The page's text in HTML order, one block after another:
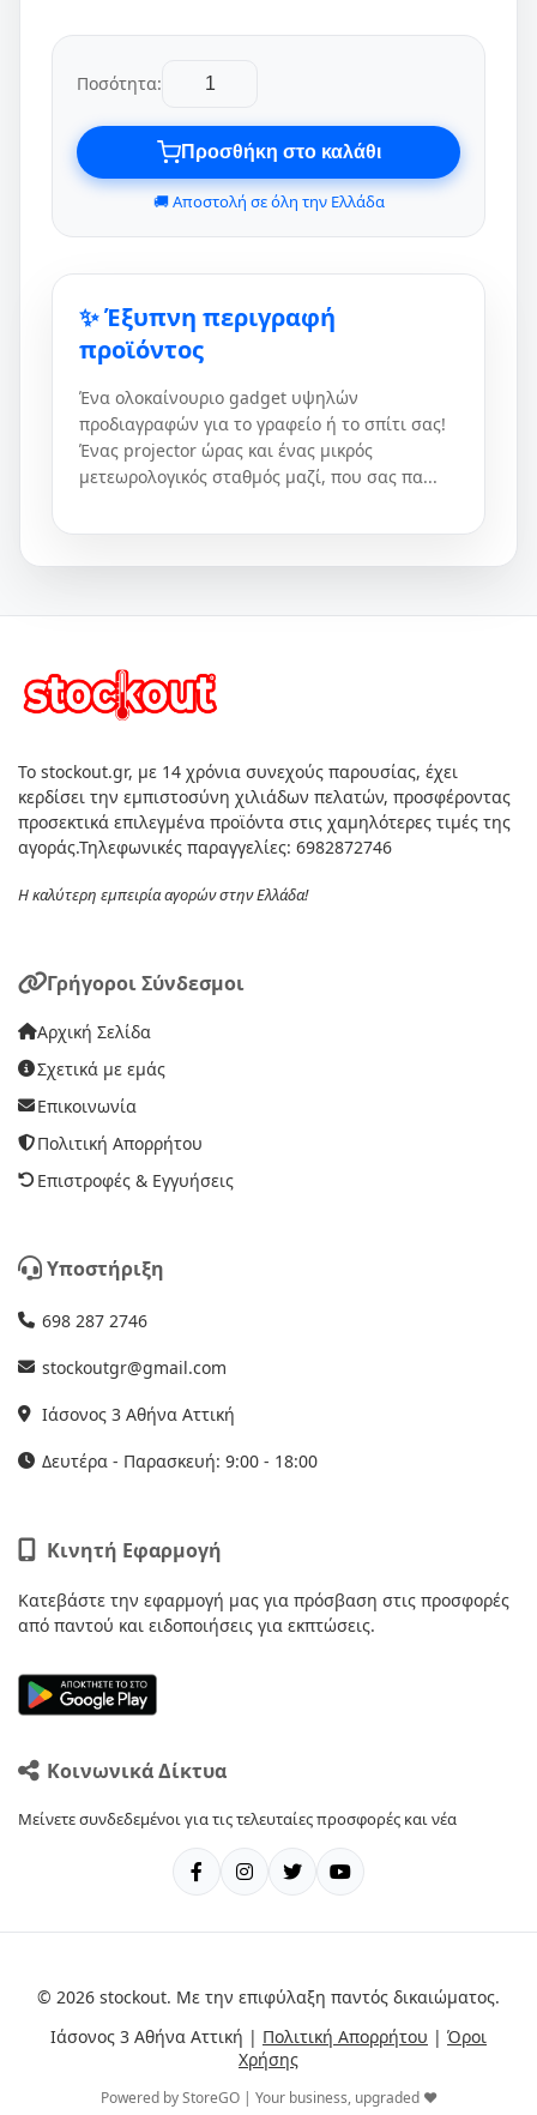
Ποσότητα:
Προσθήκη στο καλάθι
🚚 Αποστολή σε όλη την Ελλάδα
✨ Έξυπνη περιγραφή
προϊόντος
Ένα ολοκαίνουριο gadget υψηλών
προδιαγραφών για το γραφείο ή το σπίτι σας!
Ένας projector ώρας και ένας μικρός
μετεωρολογικός σταθμός μαζί, που σας πα...
Το stockout.gr, με 14 χρόνια συνεχούς παρουσίας, έχει
κερδίσει την εμπιστοσύνη χιλιάδων πελατών, προσφέροντας
προσεκτικά επιλεγμένα προϊόντα στις χαμηλότερες τιμές της
αγοράς.Τηλεφωνικές παραγγελίες: 6982872746
Η καλύτερη εμπειρία αγορών στην Ελλάδα!
Γρήγοροι Σύνδεσμοι
Αρχική Σελίδα
Σχετικά με εμάς
Επικοινωνία
Πολιτική Απορρήτου
Επιστροφές & Εγγυήσεις
Υποστήριξη
698 287 2746
stockoutgr@gmail.com
Ιάσονος 3 Αθήνα Αττική
Δευτέρα - Παρασκευή: 9:00 - 18:00
Κινητή Εφαρμογή
Κατεβάστε την εφαρμογή μας για πρόσβαση στις προσφορές
από παντού και ειδοποιήσεις για εκπτώσεις.
Κοινωνικά Δίκτυα
Μείνετε συνδεδεμένοι για τις τελευταίες προσφορές και νέα
© 2026 stockout. Με την επιφύλαξη παντός δικαιώματος.
Ιάσονος 3 Αθήνα Αττική | Πολιτική Απορρήτου | Όροι
Χρήσης
Powered by StoreGO | Your business, upgraded ❤️